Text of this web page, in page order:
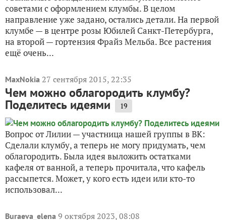
советами с оформлением клумбы. В целом
направление уже задано, остались детали. На первой
клумбе — в центре розы Юбилей Санкт-Петербурга,
на второй — гортензия Фрайз Мельба. Все растения
ещё очень...
MaxNokia 27 сентября 2015, 22:35
Чем можно облагородить клумбу?
Поделитесь идеями 19
Вопрос от Лилии — участница нашей группы в ВК:
Сделали клумбу, а теперь не могу придумать, чем
облагородить. Была идея выложить остатками
кафеля от ванной, а теперь прочитала, что кафель
рассыпется. Может, у кого есть идеи или кто-то
использовал...
Buraeva_elena 9 октября 2023, 08:08